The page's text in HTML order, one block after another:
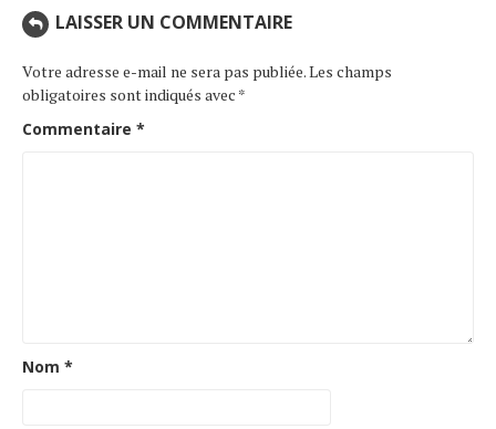
LAISSER UN COMMENTAIRE
Votre adresse e-mail ne sera pas publiée.Les champs
obligatoires sont indiqués avec *
Commentaire *
Nom *